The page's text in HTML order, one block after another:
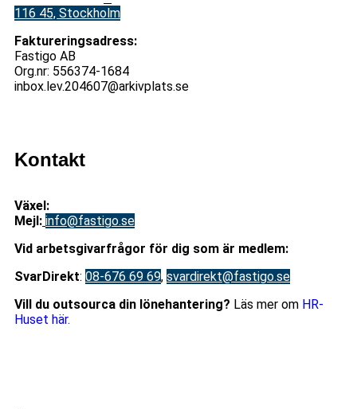
116 45, Stockholm
Faktureringsadress:
Fastigo AB
Org.nr: 556374-1684
inbox.lev.204607@arkivplats.se
Kontakt
Växel:
Mejl: info@fastigo.se
Vid arbetsgivarfrågor för dig som är medlem:
SvarDirekt: 08-676 69 69, svardirekt@fastigo.se
Vill du outsourca din lönehantering? Läs mer om HR-
Huset här.